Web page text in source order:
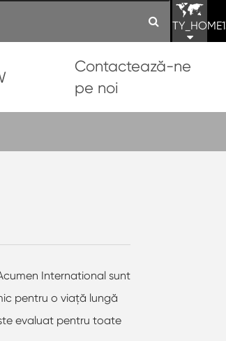
Contactează-ne
pe noi
International sunt
pentru o viață lungă
evaluat pentru toate